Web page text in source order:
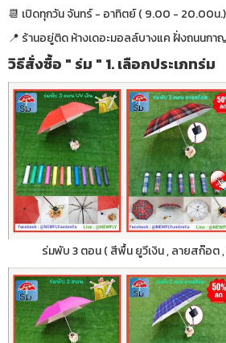
📆 เปิดทุกวัน จันทร์ - อาทิตย์ ( 9.00 - 20.00น.)
📍 ร้านอยู่ติด ห้างเดอะมอลล์บางแค ฝั่งถนนก
วิธีสั่งซื้อ " ร่ม " 1. เลือกประเภทร่ม
ร่มพับ 3 ตอน ( สีพื้น ยูวีเงิน , ลายสก๊อต